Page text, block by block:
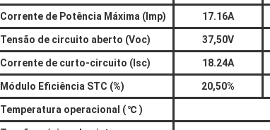
Corrente de Potência Máxima (Imp) 17.16A
Tensão de circuito aberto (Voc) 37,50V
Corrente de curto-circuito (Isc) 18.24A
Módulo Eficiência STC (%) 20,50%
Temperatura operacional (℃ )